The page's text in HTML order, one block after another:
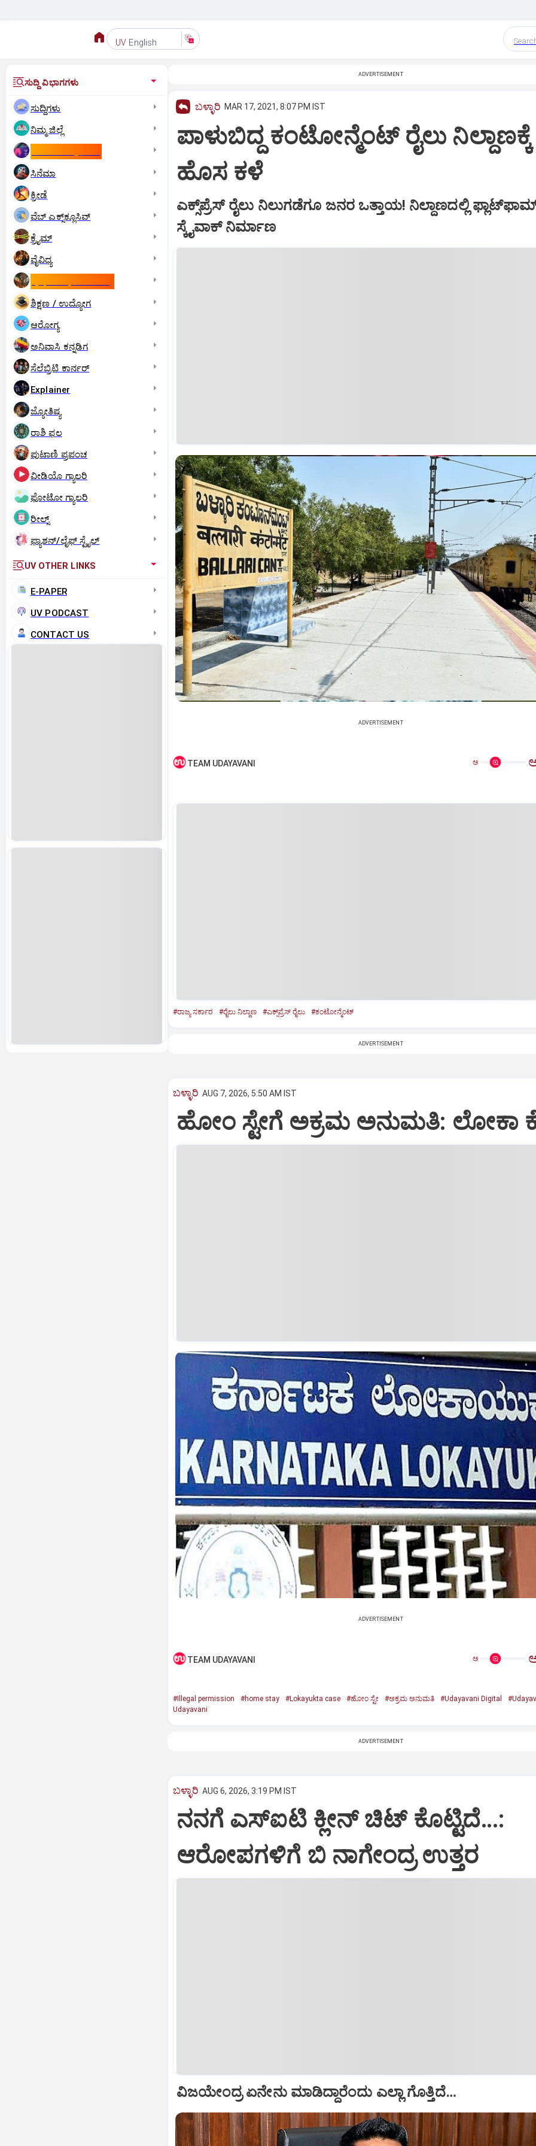
UV English
ಸುದ್ದಿ ವಿಭಾಗಗಳು
ಸುದ್ದಿಗಳು
ನಿಮ್ಮ ಜಿಲ್ಲೆ
ಸಿನೆಮಾ
ಕ್ರೀಡೆ
ವೆಬ್ ಎಕ್ಸ್‌ಕ್ಲೂಸಿವ್
ಕ್ರೈಮ್
ವೈವಿಧ್ಯ
ಶಿಕ್ಷಣ / ಉದ್ಯೋಗ
ಆರೋಗ್ಯ
ಅನಿವಾಸಿ ಕನ್ನಡಿಗ
ಸೆಲೆಬ್ರಿಟಿ ಕಾರ್ನರ್‌
Explainer
ಜ್ಯೋತಿಷ್ಯ
ರಾಶಿ ಫಲ
ಪುಟಾಣಿ ಪ್ರಪಂಚ
ವೀಡಿಯೊ ಗ್ಯಾಲರಿ
ಫೋಟೋ ಗ್ಯಾಲರಿ
ರೀಲ್ಸ್
ಫ್ಯಾಶನ್/ಲೈಫ್‌ ಸ್ಟೈಲ್
UV OTHER LINKS
E-PAPER
UV PODCAST
CONTACT US
ADVERTISEMENT
ಬಳ್ಳಾರಿ MAR 17, 2021, 8:07 PM IST
ಪಾಳುಬಿದ್ದ ಕಂಟೋನ್ಮೆಂಟ್‌ ರೈಲು ನಿಲ್ದಾಣಕ್ಕೆ
ಹೊಸ ಕಳೆ
ಎಕ್ಸ್‌ಪ್ರೆಸ್‌ ರೈಲು ನಿಲುಗಡೆಗೂ ಜನರ ಒತ್ತಾಯ­! ನಿಲ್ದಾಣದಲ್ಲಿ
ಸ್ಕೈವಾಕ್‌ ನಿರ್ಮಾಣ
ADVERTISEMENT
TEAM UDAYAVANI ಅ
#ರಾಜ್ಯ ಸರ್ಕಾರ #ರೈಲು ನಿಲ್ದಾಣ #ಎಕ್ಸ್‌ಪ್ರೆಸ್‌ ರೈಲು #ಕಂಟೋನ್ಮೆಂಟ್‌
ADVERTISEMENT
ಬಳ್ಳಾರಿ AUG 7, 2026, 5:50 AM IST
ಹೋಂ ಸ್ಟೇಗೆ ಅಕ್ರಮ ಅನುಮತಿ: ಲೋಕಾ
ADVERTISEMENT
TEAM UDAYAVANI ಅ
#Illegal permission #home stay #Lokayukta case #ಹೋಂ ಸ್ಟೇ #ಅಕ್ರಮ ಅನುಮತಿ #Udayavani Digital
Udayavani
ADVERTISEMENT
ಬಳ್ಳಾರಿ AUG 6, 2026, 3:19 PM IST
ನನಗೆ ಎಸ್ಐಟಿ ಕ್ಲೀನ್ ಚಿಟ್ ಕೊಟ್ಟಿದೆ…:
ಆರೋಪಗಳಿಗೆ ಬಿ ನಾಗೇಂದ್ರ ಉತ್ತರ
ವಿಜಯೇಂದ್ರ ಏನೇನು ಮಾಡಿದ್ದಾರೆಂದು ಎಲ್ಲಾ ಗೊತ್ತಿದೆ…